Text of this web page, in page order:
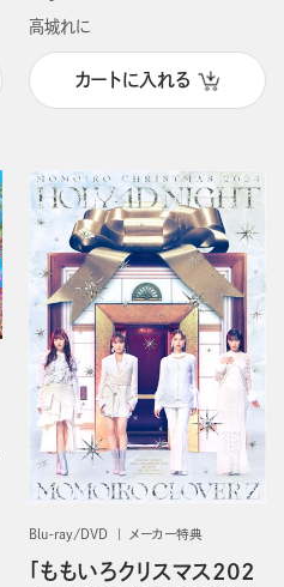
高城れに
カートに入れる
Blu-ray/DVD メーカー特典
「ももいろクリスマス202